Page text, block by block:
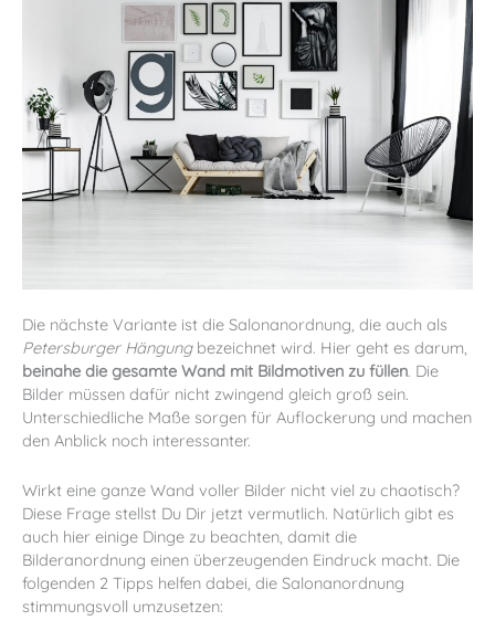
Die nächste Variante ist die Salonanordnung, die auch als
Petersburger Hängungbezeichnet wird. Hier geht es darum,
beinahe die gesamte Wand mit Bildmotiven zu füllen. Die
Bilder müssen dafür nicht zwingend gleich groß sein.
Unterschiedliche Maße sorgen für Auflockerung und machen
den Anblick noch interessanter.
Wirkt eine ganze Wand voller Bilder nicht viel zu chaotisch?
Diese Frage stellst Du Dir jetzt vermutlich. Natürlich gibt es
auch hier einige Dinge zu beachten, damit die
Bilderanordnung einen überzeugenden Eindruck macht. Die
folgenden 2 Tipps helfen dabei, die Salonanordnung
stimmungsvoll umzusetzen: